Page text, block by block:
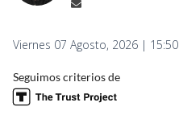
Viernes 07 Agosto, 2026 | 15:50
Seguimos criterios de